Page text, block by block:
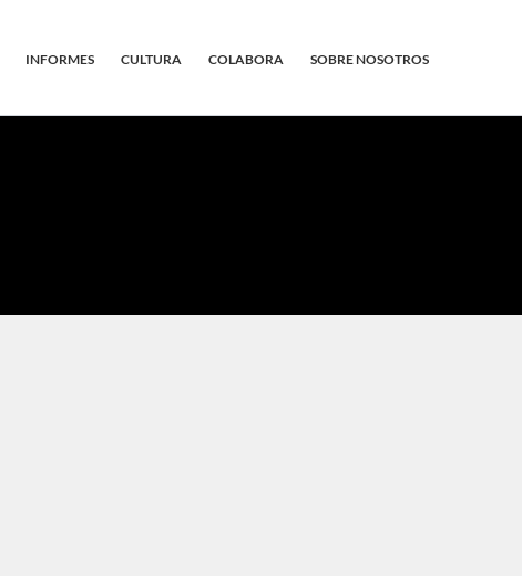
INFORMES CULTURA COLABORA SOBRE NOSOTROS